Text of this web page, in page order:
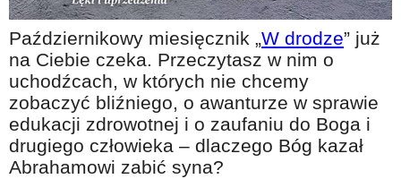
Taniej, okazyjnie, specjalnie dla 60plus
Na wesoło
Hobby i pasje
Żyj aktywnie
60plus - najcenniejsi klienci
Dobra opieka
Październikowy miesięcznik „ W drodze” już
na Ciebie czeka. Przeczytasz w nim o
uchodźcach, w których nie chcemy
zobaczyć bliźniego, o awanturze w sprawie
edukacji zdrowotnej i o zaufaniu do Boga i
drugiego człowieka – dlaczego Bóg kazał
Abrahamowi zabić syna?